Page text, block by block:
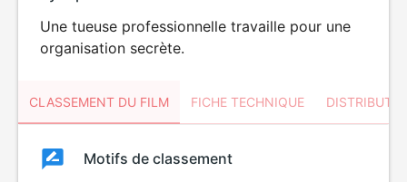
Une tueuse professionnelle travaille pour une
organisation secrète.
CLASSEMENT DU FILM FICHE TECHNIQUE
ClassementClassement
Motifs de classement